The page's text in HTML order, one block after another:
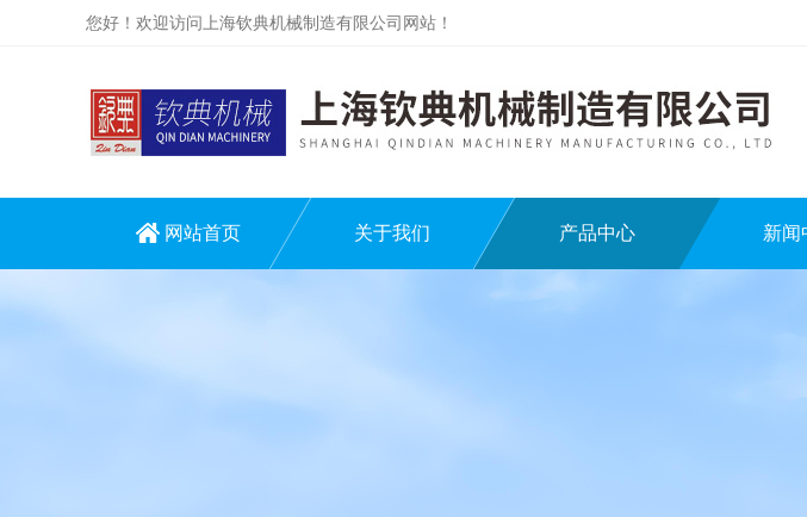
您好！欢迎访问上海钦典机械制造有限公司网站！
网站首页 关于我们 产品中心 新闻